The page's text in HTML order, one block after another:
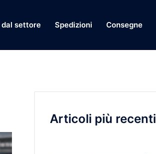
dal settore Spedizioni Consegne
Articoli più recenti